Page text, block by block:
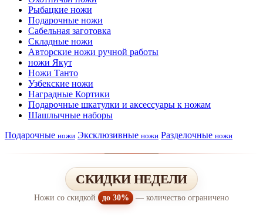
Рыбацкие ножи
Подарочные ножи
Сабельная заготовка
Складные ножи
Авторские ножи ручной работы
ножи Якут
Ножи Танто
Узбекские ножи
Наградные Кортики
Подарочные шкатулки и аксессуары к ножам
Шашлычные наборы
Подарочные ножи Эксклюзивные ножи Разделочные ножи
СКИДКИ НЕДЕЛИ
Ножи со скидкой до 30% — количество ограничено